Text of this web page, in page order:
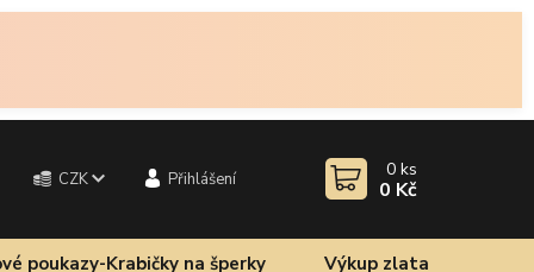
CZK Přihlášení 0 ks
0 Kč
poukazy-Krabičky na šperky Výkup zlata